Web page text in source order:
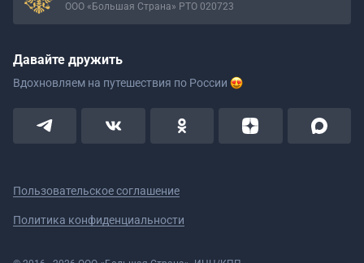
ООО «Большая Страна» РТО 020723
Давайте дружить
Вдохновляем на путешествия по России
Пользовательское соглашение
Политика конфиденциальности